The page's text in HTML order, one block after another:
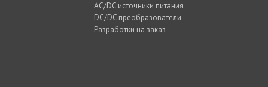
AC/DC источники питания
DC/DC преобразователи
Разработки на заказ